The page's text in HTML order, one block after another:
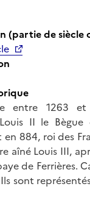
(partie de siècle
entre 1263 et
II le Bègue
en 884, roi des
aîné Louis III,
de Ferrières.
sont